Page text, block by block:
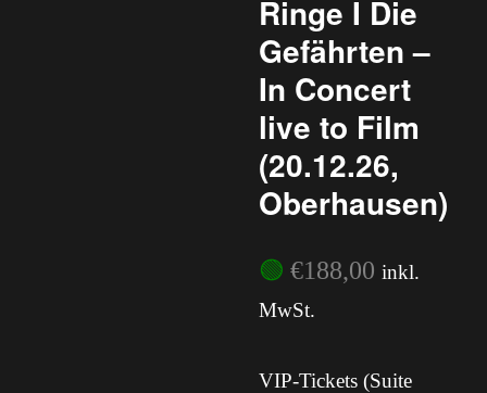
Ringe I Die
Gefährten –
In Concert
live to Film
(20.12.26,
Oberhausen)
🟢 €188,00 inkl.
MwSt.
VIP-Tickets (Suite